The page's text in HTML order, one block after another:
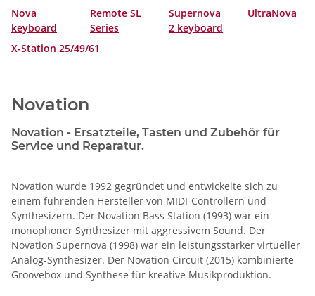
Nova
keyboard
Remote SL
Series
Supernova
2 keyboard
UltraNova
X-Station 25/49/61
Novation
Novation - Ersatzteile, Tasten und Zubehör für
Service und Reparatur.
Novation wurde 1992 gegründet und entwickelte sich zu
einem führenden Hersteller von MIDI-Controllern und
Synthesizern. Der Novation Bass Station (1993) war ein
monophoner Synthesizer mit aggressivem Sound. Der
Novation Supernova (1998) war ein leistungsstarker virtueller
Analog-Synthesizer. Der Novation Circuit (2015) kombinierte
Groovebox und Synthese für kreative Musikproduktion.